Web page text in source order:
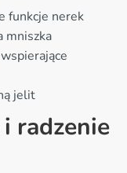
funkcje nerek
mniszka
jelit
radzenie